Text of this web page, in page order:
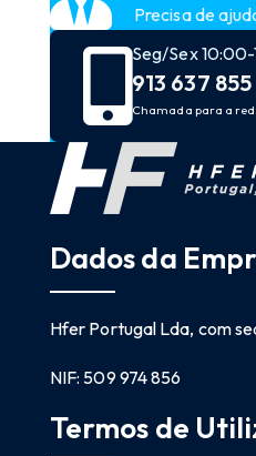
Precisa de
Seg/Sex
913 637 855
Chamada para a
Dados da
Hfer Portugal Lda, com
NIF: 509 974 856
Termos de